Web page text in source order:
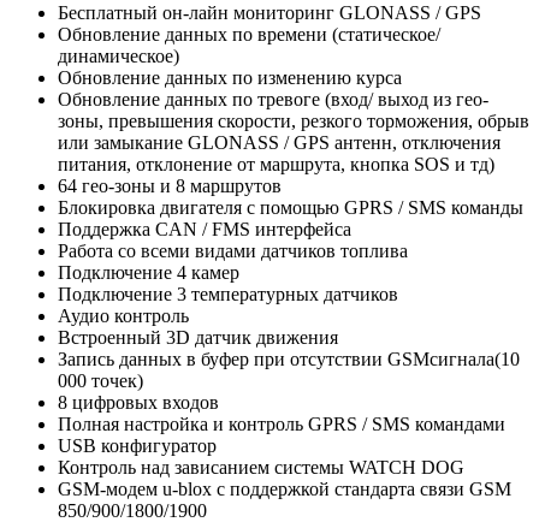
Бесплатный он-лайн мониторинг GLONASS / GPS
Обновление данных по времени (статическое/
динамическое)
Обновление данных по изменению курса
Обновление данных по тревоге (вход/ выход из гео-
зоны, превышения скорости, резкого торможения, обрыв
или замыкание GLONASS / GPS антенн, отключения
питания, отклонение от маршрута, кнопка SOS и тд)
64 гео-зоны и 8 маршрутов
Блокировка двигателя с помощью GPRS / SMS команды
Поддержка CAN / FMS интерфейса
Работа со всеми видами датчиков топлива
Подключение 4 камер
Подключение 3 температурных датчиков
Аудио контроль
Встроенный 3D датчик движения
Запись данных в буфер при отсутствии GSMсигнала(10
000 точек)
8 цифровых входов
Полная настройка и контроль GPRS / SMS командами
USB конфигуратор
Контроль над зависанием системы WATCH DOG
GSM-модем u-blox с поддержкой стандарта связи GSM
850/900/1800/1900